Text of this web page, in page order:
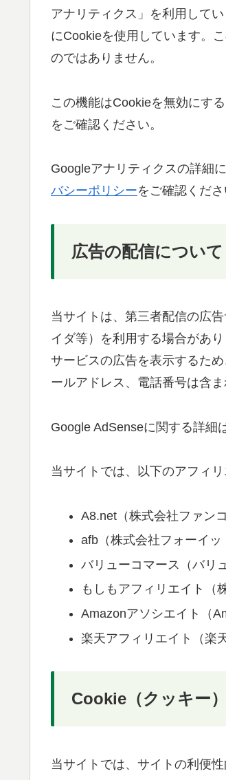
アナリティクス」を利用して
にCookieを使用しています。
のではありません。
この機能はCookieを無効にす
をご確認ください。
Googleアナリティクスの詳細に
バシーポリシーをご確認くださ
広告の配信について
当サイトは、第三者配信の広
イダ等）を利用する場合があ
サービスの広告を表示するた
ールアドレス、電話番号は含
Google AdSenseに関する詳細
当サイトでは、以下のアフィ
A8.net（株式会社ファン
afb（株式会社フォーイッ
バリューコマース（バリ
もしもアフィリエイト（
Amazonアソシエイト（
楽天アフィリエイト（楽
Cookie（クッキー
当サイトでは、サイトの利便